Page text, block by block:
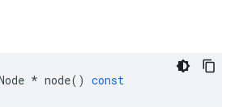
* node() const